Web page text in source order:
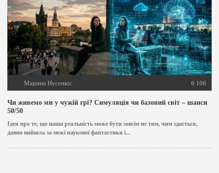
Марина Нусенкіс 6 106
Чи живемо ми у чужій грі? Симуляція чи базовий світ – шанси
50/50
Ідея про те, що наша реальність може бути зовсім не тим, чим здається,
давно вийшла за межі наукової фантастики і...